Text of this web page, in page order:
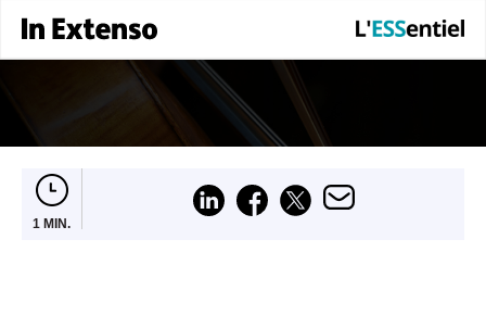
1 MIN.